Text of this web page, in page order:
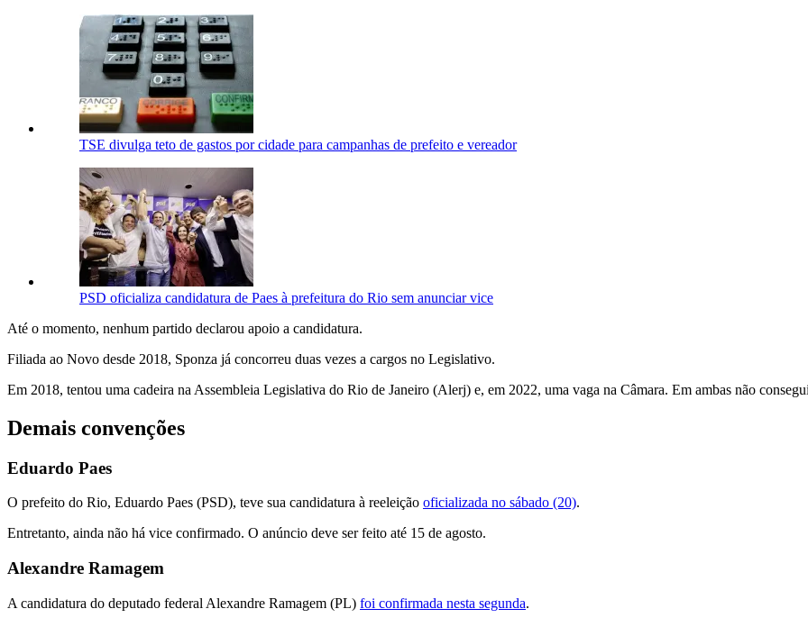
TSE divulga teto de gastos por cidade para campanhas de prefeito e vereador
PSD oficializa candidatura de Paes à prefeitura do Rio sem anunciar vice
Até o momento, nenhum partido declarou apoio a candidatura.
Filiada ao Novo desde 2018, Sponza já concorreu duas vezes a cargos no Legislativo.
Em 2018, tentou uma cadeira na Assembleia Legislativa do Rio de Janeiro (Alerj) e, em 2022, uma vaga na Câmara. Em ambas não
Demais convenções
Eduardo Paes
O prefeito do Rio, Eduardo Paes (PSD), teve sua candidatura à reeleição oficializada no sábado (20).
Entretanto, ainda não há vice confirmado. O anúncio deve ser feito até 15 de agosto.
Alexandre Ramagem
A candidatura do deputado federal Alexandre Ramagem (PL) foi confirmada nesta segunda.